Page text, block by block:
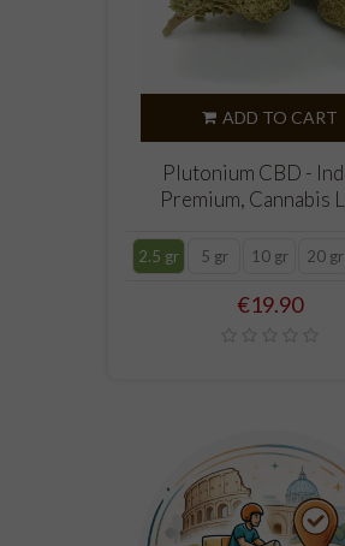
ADD TO CART
Plutonium CBD -
Premium, Cannabis
2.5 gr 5 gr 10 gr 20 gr
Price
€19.90